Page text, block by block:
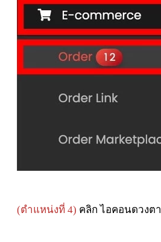
(ตำแหน่งที่ 4) คลิก ไอคอนดวงตา